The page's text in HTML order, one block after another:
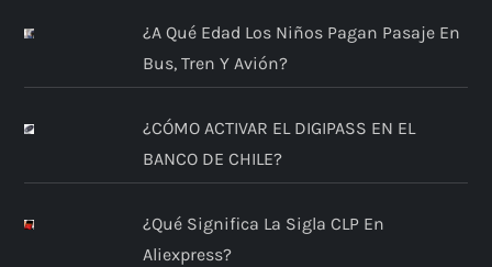
¿A Qué Edad Los Niños Pagan Pasaje En
Bus, Tren Y Avión?
¿CÓMO ACTIVAR EL DIGIPASS EN EL
BANCO DE CHILE?
¿Qué Significa La Sigla CLP En
Aliexpress?